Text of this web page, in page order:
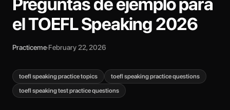
Preguntas de ejemplo para
el TOEFL Speaking 2026
Practiceme·February 22, 2026
toefl speaking practice topics
toefl speaking practice questions
toefl speaking test practice questions